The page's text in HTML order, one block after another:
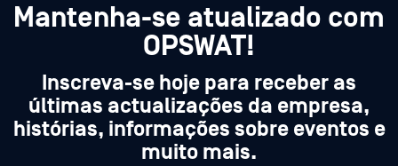
Mantenha-se atualizado com
OPSWAT!
Inscreva-se hoje para receber as
últimas actualizações da empresa,
histórias, informações sobre eventos e
muito mais.